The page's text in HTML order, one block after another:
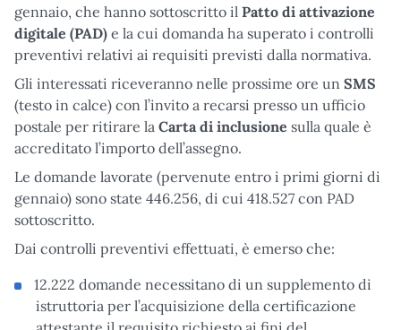
gennaio, che hanno sottoscritto il Patto di attivazione
digitale (PAD) e la cui domanda ha superato i controlli
preventivi relativi ai requisiti previsti dalla normativa.
Gli interessati riceveranno nelle prossime ore un SMS
(testo in calce) con l’invito a recarsi presso un ufficio
postale per ritirare la Carta di inclusione sulla quale è
accreditato l’importo dell’assegno.
Le domande lavorate (pervenute entro i primi giorni di
gennaio) sono state 446.256, di cui 418.527 con PAD
sottoscritto.
Dai controlli preventivi effettuati, è emerso che:
12.222 domande necessitano di un supplemento di
istruttoria per l’acquisizione della certificazione